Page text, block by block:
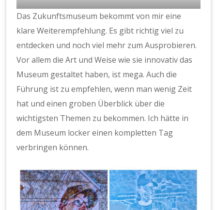
Das Zukunftsmuseum bekommt von mir eine
klare Weiterempfehlung. Es gibt richtig viel zu
entdecken und noch viel mehr zum Ausprobieren.
Vor allem die Art und Weise wie sie innovativ das
Museum gestaltet haben, ist mega. Auch die
Führung ist zu empfehlen, wenn man wenig Zeit
hat und einen groben Überblick über die
wichtigsten Themen zu bekommen. Ich hätte in
dem Museum locker einen kompletten Tag
verbringen können.